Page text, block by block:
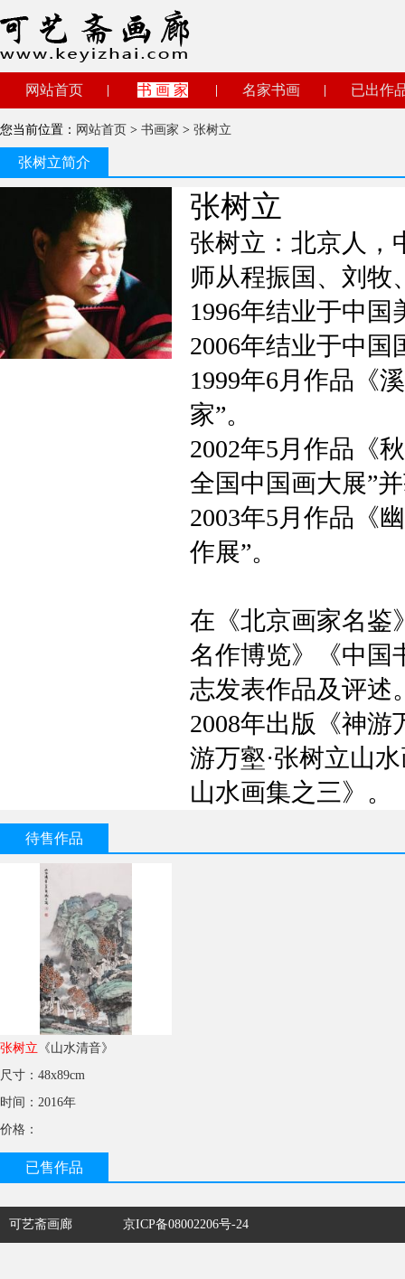
网站首页 书 画 家 名家书画 已出作
您当前位置： 网站首页 > 书画家 > 张树立
张树立简介
张树立
张树立：北京人，
师从程振国、刘牧
1996年结业于中
2006年结业于中
1999年6月作品《
家”。
2002年5月作品《
全国中国画大展”
2003年5月作品《
作展”。
在《北京画家名鉴
名作博览》《中国
志发表作品及评述
2008年出版《神游
游万壑·张树立山
山水画集之三》。
待售作品
张树立 《山水清音》
尺寸：48x89cm
时间：2016年
价格：
已售作品
可艺斋画廊 京ICP备08002206号-24